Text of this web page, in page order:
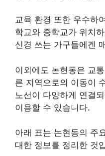
교육 환경 또한 우수하
학교와 중학교가 위치
신경 쓰는 가구들에겐
이외에도 논현동은 교
른 지역으로의 이동이
노선이 다양하게 연결
이용할 수 있습니다.
아래 표는 논현동의 주
대한 정보를 정리한 것